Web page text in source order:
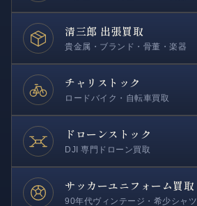
清三郎 出張買取
貴金属・ブランド・骨董・楽器
チャリストック
ロードバイク・自転車買取
ドローンストック
DJI 専門ドローン買取
サッカーユニフォーム買取
90年代ヴィンテージ・希少シャツ